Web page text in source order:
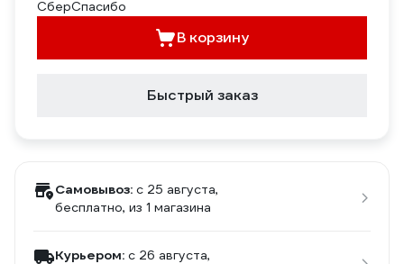
В корзину
Быстрый заказ
Самовывоз: c 25 августа,
бесплатно, из 1 магазина
Курьером: c 26 августа,